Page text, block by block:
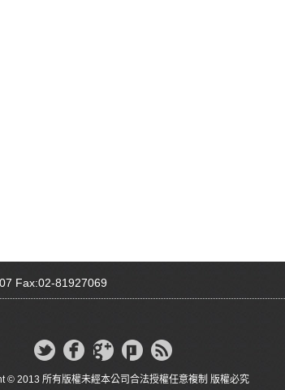
Fax:02-81927069
© 2013 所有版權未經本公司合法授權任意複制 版權必究